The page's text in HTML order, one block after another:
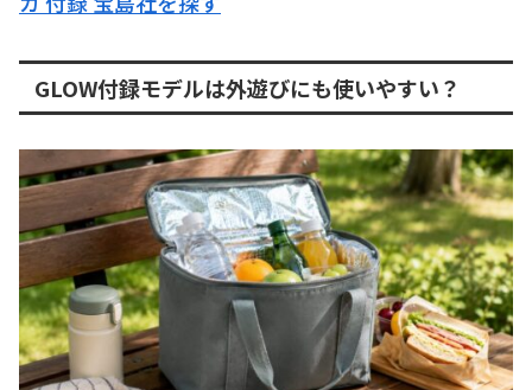
GLOW付録モデルは外遊びにも使いやすい？